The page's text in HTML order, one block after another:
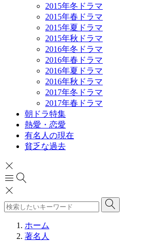
2015年冬ドラマ
2015年春ドラマ
2015年夏ドラマ
2015年秋ドラマ
2016年冬ドラマ
2016年春ドラマ
2016年夏ドラマ
2016年秋ドラマ
2017年冬ドラマ
2017年春ドラマ
朝ドラ特集
熱愛・恋愛
有名人の現在
貧乏な過去
ホーム
著名人